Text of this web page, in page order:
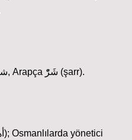
Menşei. Osmanlı Türkçesi شر‎, Arapça شَرّْ‎ (şarr).